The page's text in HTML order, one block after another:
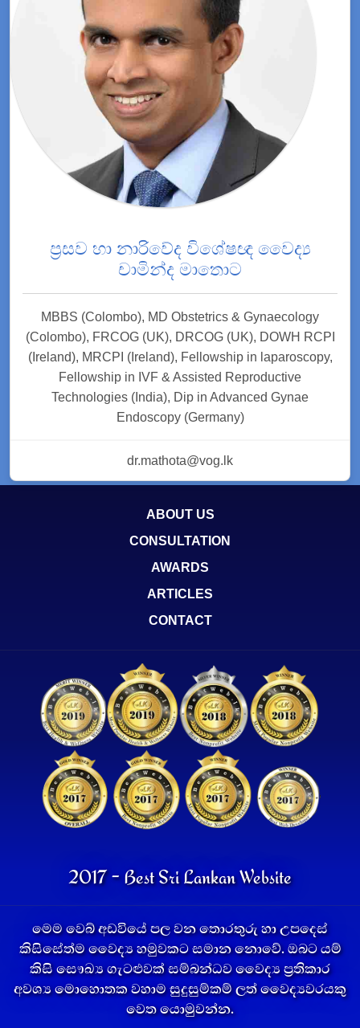
ප්‍රසව හා නාරිවේද විශේෂඥ වෛද්‍ය
චාමින්ද මාතොට
MBBS (Colombo), MD Obstetrics & Gynaecology
(Colombo), FRCOG (UK), DRCOG (UK), DOWH RCPI
(Ireland), MRCPI (Ireland), Fellowship in laparoscopy,
Fellowship in IVF & Assisted Reproductive
Technologies (India), Dip in Advanced Gynae
Endoscopy (Germany)
dr.mathota@vog.lk
ABOUT US
CONSULTATION
AWARDS
ARTICLES
CONTACT
2017 - Best Sri Lankan Website
මෙම වෙබ් අඩවියේ පල වන තොරතුරු හා උපදෙස්
කිසිසේත්ම වෛද්‍ය හමුවකට සමාන නොවේ. ඔබට යම්
කිසි සෞඛ්‍ය ගැටළුවක් සම්බන්ධව වෛද්‍ය ප්‍රතිකාර
අවශ්‍ය මොහොතක වහාම සුදුසුම්කම් ලත් වෛද්‍යවරයකු
වෙත යොමුවන්න.